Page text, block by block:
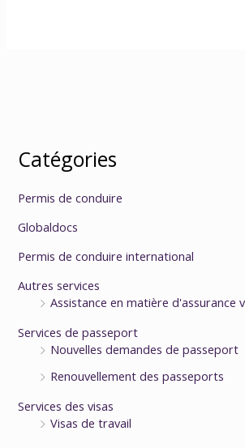
Catégories
Permis de conduire
Globaldocs
Permis de conduire international
Autres services
Assistance en matière d'assurance
Services de passeport
Nouvelles demandes de passeport
Renouvellement des passeports
Services des visas
Visas de travail